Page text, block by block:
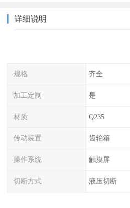
详细说明
规格 齐全
加工定制 是
材质 Q235
传动装置 齿轮箱
操作系统 触摸屏
切断方式 液压切断